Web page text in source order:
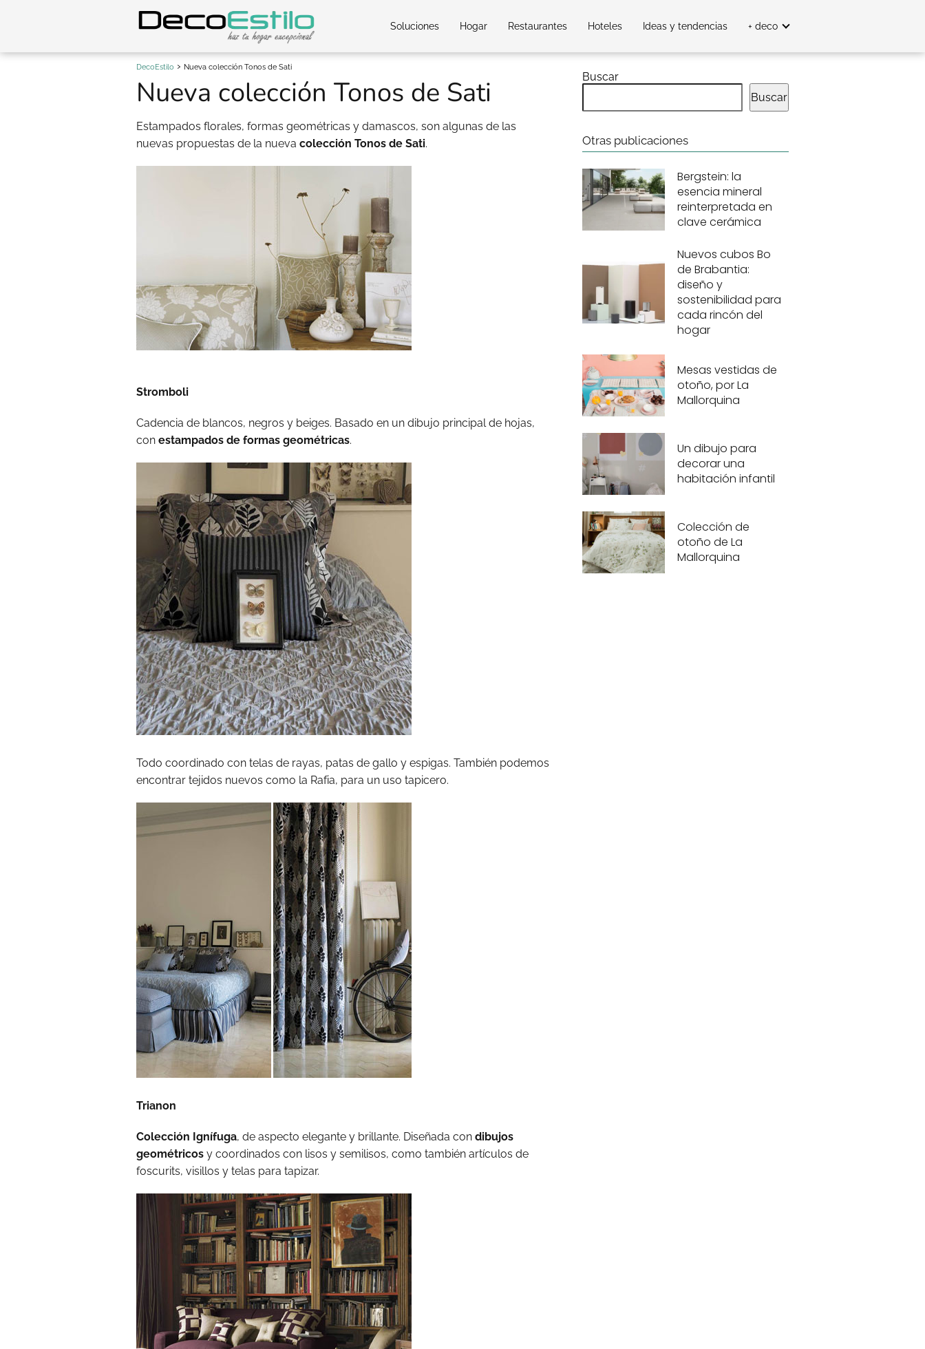
Soluciones Hogar Restaurantes Hoteles Ideas y tendencias + deco
DecoEstilo Nueva colección Tonos de Sati
Nueva colección Tonos de Sati
Estampados florales, formas geométricas y damascos, son algunas de las
nuevas propuestas de la nueva colección Tonos de Sati.
Stromboli
Cadencia de blancos, negros y beiges. Basado en un dibujo principal de hojas,
con estampados de formas geométricas.
Todo coordinado con telas de rayas, patas de gallo y espigas. También podemos
encontrar tejidos nuevos como la Rafia, para un uso tapicero.
Trianon
Colección Ignífuga, de aspecto elegante y brillante. Diseñada con dibujos
geométricos y coordinados con lisos y semilisos, como también artículos de
foscurits, visillos y telas para tapizar.
Buscar
Buscar
Otras publicaciones
Bergstein: la
esencia mineral
reinterpretada en
clave cerámica
Nuevos cubos Bo
de Brabantia:
diseño y
sostenibilidad para
cada rincón del
hogar
Mesas vestidas de
otoño, por La
Mallorquina
Un dibujo para
decorar una
habitación infantil
Colección de
otoño de La
Mallorquina